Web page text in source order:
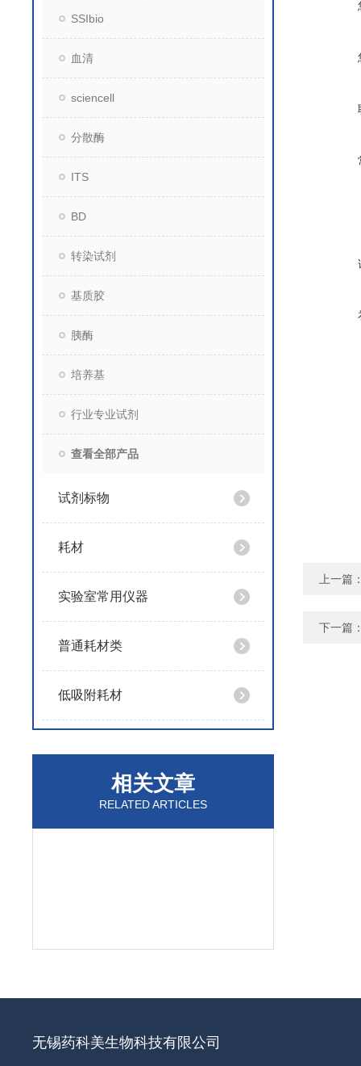
SSIbio
血清
sciencell
分散酶
ITS
BD
转染试剂
基质胶
胰酶
培养基
行业专业试剂
查看全部产品
试剂标物
耗材
实验室常用仪器
普通耗材类
低吸附耗材
相关文章
RELATED ARTICLES
上一篇
下一篇
无锡药科美生物科技有限公司